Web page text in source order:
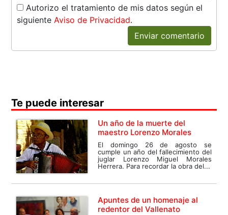
Autorizo el tratamiento de mis datos según el
siguienteAviso de Privacidad.
Enviar comentario
Te puede interesar
Un año de la muerte del
maestro Lorenzo Morales
El domingo 26 de agosto se
cumple un año del fallecimiento del
juglar Lorenzo Miguel Morales
Herrera. Para recordar la obra del...
Apuntes de un homenaje al
redentor del Vallenato